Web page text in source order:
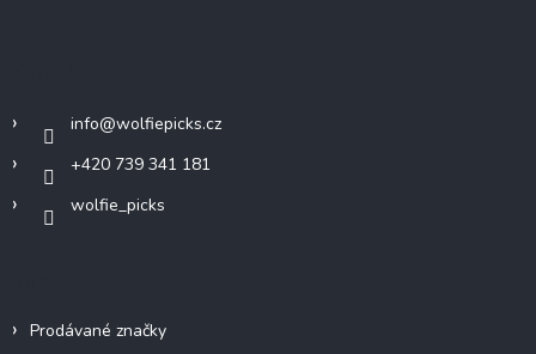
info@wolfiepicks.cz
+420 739 341 181
wolfie_picks
Prodávané značky